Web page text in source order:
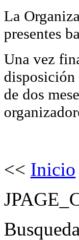
La
presentes
Una vez
disposición
de dos
<< Inicio